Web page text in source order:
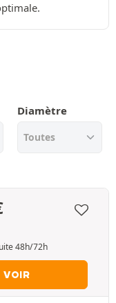
Diamètre
48h/72h
VOIR